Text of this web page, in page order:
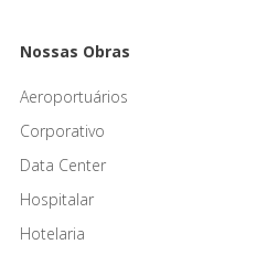
Nossas Obras
Aeroportuários
Corporativo
Data Center
Hospitalar
Hotelaria